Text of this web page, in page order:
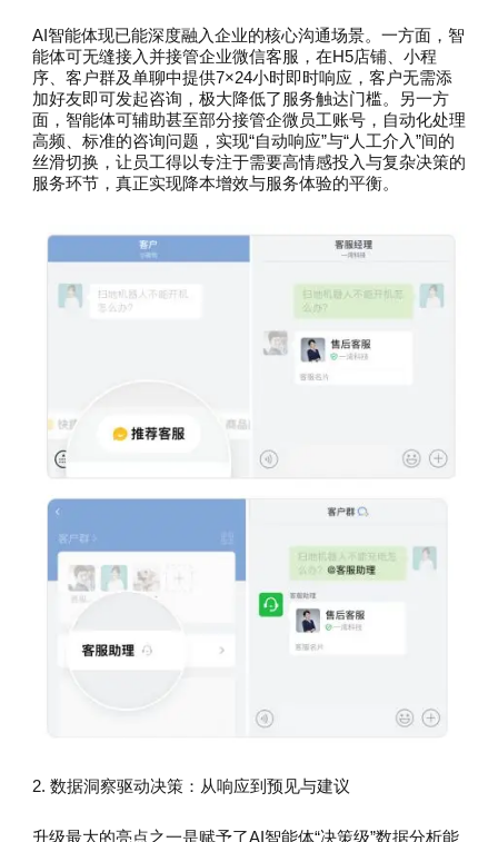
AI智能体现已能深度融入企业的核心沟通场景。一方面，智
能体可无缝接入并接管企业微信客服，在H5店铺、小程
序、客户群及单聊中提供7×24小时即时响应，客户无需添
加好友即可发起咨询，极大降低了服务触达门槛。另一方
面，智能体可辅助甚至部分接管企微员工账号，自动化处理
高频、标准的咨询问题，实现“自动响应”与“人工介入”间的
丝滑切换，让员工得以专注于需要高情感投入与复杂决策的
服务环节，真正实现降本增效与服务体验的平衡。
2. 数据洞察驱动决策：从响应到预见与建议
升级最大的亮点之一是赋予了AI智能体“决策级”数据分析能